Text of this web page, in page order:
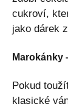
cukroví,
jako dárek
Marokánky
Pokud
klasické